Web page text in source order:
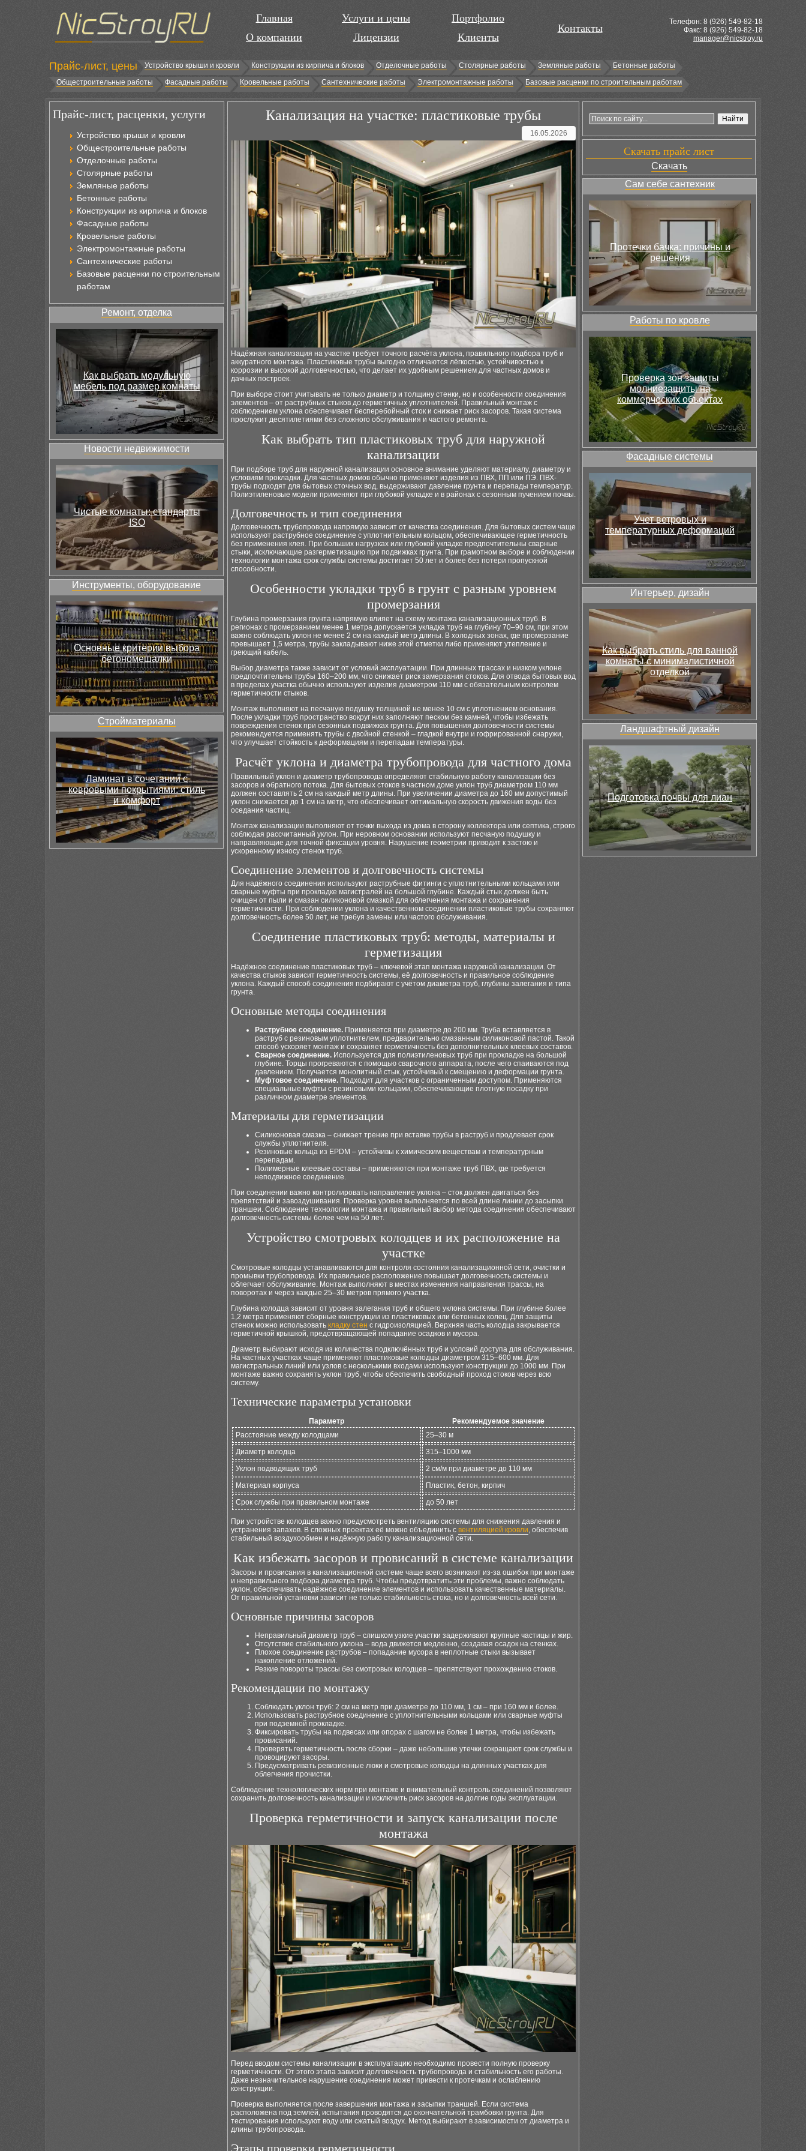
Главная
О компании
Услуги и цены
Лицензии
Портфолио
Клиенты
Контакты
Телефон: 8 (926) 549-82-18
Факс: 8 (926) 549-82-18
manager@nicstroy.ru
Прайс-лист, цены Устройство крыши и кровли Конструкции из кирпича и блоков Отделочные работы Столярные работы Земляные работы
Бетонные работы
Общестроительные работы
Фасадные работы Кровельные работы Сантехнические работы Электромонтажные работы Базовые расценки по строительным работам
Прайс-лист, расценки, услуги
Устройство крыши и кровли
Общестроительные работы
Отделочные работы
Столярные работы
Земляные работы
Бетонные работы
Конструкции из кирпича и блоков
Фасадные работы
Кровельные работы
Электромонтажные работы
Сантехнические работы
Базовые расценки по строительным
работам
Ремонт, отделка
Как выбрать модульную
мебель под размер комнаты
Новости недвижимости
Чистые комнаты: стандарты
ISO
Инструменты, оборудование
Основные критерии выбора
бетономешалки
Стройматериалы
Ламинат в сочетании с
ковровыми покрытиями: стиль
и комфорт
Канализация на участке: пластиковые трубы
16.05.2026
Надёжная канализация на участке требует точного расчёта уклона, правильного подбора труб и
аккуратного монтажа. Пластиковые трубы выгодно отличаются лёгкостью, устойчивостью к
коррозии и высокой долговечностью, что делает их удобным решением для частных домов и
дачных построек.
При выборе стоит учитывать не только диаметр и толщину стенки, но и особенности соединения
элементов – от раструбных стыков до герметичных уплотнителей. Правильный монтаж с
соблюдением уклона обеспечивает бесперебойный сток и снижает риск засоров. Такая система
прослужит десятилетиями без сложного обслуживания и частого ремонта.
Как выбрать тип пластиковых труб для наружной
канализации
При подборе труб для наружной канализации основное внимание уделяют материалу, диаметру и
условиям прокладки. Для частных домов обычно применяют изделия из ПВХ, ПП или ПЭ. ПВХ-
трубы подходят для бытовых сточных вод, выдерживают давление грунта и перепады температур.
Полиэтиленовые модели применяют при глубокой укладке и в районах с сезонным пучением почвы.
Долговечность и тип соединения
Долговечность трубопровода напрямую зависит от качества соединения. Для бытовых систем чаще
используют раструбное соединение с уплотнительным кольцом, обеспечивающее герметичность
без применения клея. При больших нагрузках или глубокой укладке предпочтительны сварные
стыки, исключающие разгерметизацию при подвижках грунта. При грамотном выборе и соблюдении
технологии монтажа срок службы системы достигает 50 лет и более без потери пропускной
способности.
Особенности укладки труб в грунт с разным уровнем
промерзания
Глубина промерзания грунта напрямую влияет на схему монтажа канализационных труб. В
регионах с промерзанием менее 1 метра допускается укладка труб на глубину 70–90 см, при этом
важно соблюдать уклон не менее 2 см на каждый метр длины. В холодных зонах, где промерзание
превышает 1,5 метра, трубы закладывают ниже этой отметки либо применяют утепление и
греющий кабель.
Выбор диаметра также зависит от условий эксплуатации. При длинных трассах и низком уклоне
предпочтительны трубы 160–200 мм, что снижает риск замерзания стоков. Для отвода бытовых вод
в пределах участка обычно используют изделия диаметром 110 мм с обязательным контролем
герметичности стыков.
Монтаж выполняют на песчаную подушку толщиной не менее 10 см с уплотнением основания.
После укладки труб пространство вокруг них заполняют песком без камней, чтобы избежать
повреждения стенок при сезонных подвижках грунта. Для повышения долговечности системы
рекомендуется применять трубы с двойной стенкой – гладкой внутри и гофрированной снаружи,
что улучшает стойкость к деформациям и перепадам температуры.
Расчёт уклона и диаметра трубопровода для частного дома
Правильный уклон и диаметр трубопровода определяют стабильную работу канализации без
засоров и обратного потока. Для бытовых стоков в частном доме уклон труб диаметром 110 мм
должен составлять 2 см на каждый метр длины. При увеличении диаметра до 160 мм допустимый
уклон снижается до 1 см на метр, что обеспечивает оптимальную скорость движения воды без
оседания частиц.
Монтаж канализации выполняют от точки выхода из дома в сторону коллектора или септика, строго
соблюдая рассчитанный уклон. При неровном основании используют песчаную подушку и
направляющие для точной фиксации уровня. Нарушение геометрии приводит к застою и
ускоренному износу стенок труб.
Соединение элементов и долговечность системы
Для надёжного соединения используют раструбные фитинги с уплотнительными кольцами или
сварные муфты при прокладке магистралей на большой глубине. Каждый стык должен быть
очищен от пыли и смазан силиконовой смазкой для облегчения монтажа и сохранения
герметичности. При соблюдении уклона и качественном соединении пластиковые трубы сохраняют
долговечность более 50 лет, не требуя замены или частого обслуживания.
Соединение пластиковых труб: методы, материалы и
герметизация
Надёжное соединение пластиковых труб – ключевой этап монтажа наружной канализации. От
качества стыков зависит герметичность системы, её долговечность и правильное соблюдение
уклона. Каждый способ соединения подбирают с учётом диаметра труб, глубины залегания и типа
грунта.
Основные методы соединения
Раструбное соединение. Применяется при диаметре до 200 мм. Труба вставляется в
раструб с резиновым уплотнителем, предварительно смазанным силиконовой пастой. Такой
способ ускоряет монтаж и сохраняет герметичность без дополнительных клеевых составов.
Сварное соединение. Используется для полиэтиленовых труб при прокладке на большой
глубине. Торцы прогреваются с помощью сварочного аппарата, после чего спаиваются под
давлением. Получается монолитный стык, устойчивый к смещению и деформации грунта.
Муфтовое соединение. Подходит для участков с ограниченным доступом. Применяются
специальные муфты с резиновыми кольцами, обеспечивающие плотную посадку при
различном диаметре элементов.
Материалы для герметизации
Силиконовая смазка – снижает трение при вставке трубы в раструб и продлевает срок
службы уплотнителя.
Резиновые кольца из EPDM – устойчивы к химическим веществам и температурным
перепадам.
Полимерные клеевые составы – применяются при монтаже труб ПВХ, где требуется
неподвижное соединение.
При соединении важно контролировать направление уклона – сток должен двигаться без
препятствий и завоздушивания. Проверка уровня выполняется по всей длине линии до засыпки
траншеи. Соблюдение технологии монтажа и правильный выбор метода соединения обеспечивают
долговечность системы более чем на 50 лет.
Устройство смотровых колодцев и их расположение на
участке
Смотровые колодцы устанавливаются для контроля состояния канализационной сети, очистки и
промывки трубопровода. Их правильное расположение повышает долговечность системы и
облегчает обслуживание. Монтаж выполняют в местах изменения направления трассы, на
поворотах и через каждые 25–30 метров прямого участка.
Глубина колодца зависит от уровня залегания труб и общего уклона системы. При глубине более
1,2 метра применяют сборные конструкции из пластиковых или бетонных колец. Для защиты
стенок можно использовать кладку стен с гидроизоляцией. Верхняя часть колодца закрывается
герметичной крышкой, предотвращающей попадание осадков и мусора.
Диаметр выбирают исходя из количества подключённых труб и условий доступа для обслуживания.
На частных участках чаще применяют пластиковые колодцы диаметром 315–600 мм. Для
магистральных линий или узлов с несколькими входами используют конструкции до 1000 мм. При
монтаже важно сохранять уклон труб, чтобы обеспечить свободный проход стоков через всю
систему.
Технические параметры установки
Параметр
Рекомендуемое значение
Расстояние между колодцами
25–30 м
Диаметр колодца
315–1000 мм
Уклон подводящих труб
2 см/м при диаметре до 110 мм
Материал корпуса
Пластик, бетон, кирпич
Срок службы при правильном монтаже
до 50 лет
При устройстве колодцев важно предусмотреть вентиляцию системы для снижения давления и
устранения запахов. В сложных проектах её можно объединить с вентиляцией кровли, обеспечив
стабильный воздухообмен и надёжную работу канализационной сети.
Как избежать засоров и провисаний в системе канализации
Засоры и провисания в канализационной системе чаще всего возникают из-за ошибок при монтаже
и неправильного подбора диаметра труб. Чтобы предотвратить эти проблемы, важно соблюдать
уклон, обеспечивать надёжное соединение элементов и использовать качественные материалы.
От правильной установки зависит не только стабильность стока, но и долговечность всей сети.
Основные причины засоров
Неправильный диаметр труб – слишком узкие участки задерживают крупные частицы и жир.
Отсутствие стабильного уклона – вода движется медленно, создавая осадок на стенках.
Плохое соединение раструбов – попадание мусора в неплотные стыки вызывает
накопление отложений.
Резкие повороты трассы без смотровых колодцев – препятствуют прохождению стоков.
Рекомендации по монтажу
Соблюдать уклон труб: 2 см на метр при диаметре до 110 мм, 1 см – при 160 мм и более.
Использовать раструбное соединение с уплотнительными кольцами или сварные муфты
при подземной прокладке.
Фиксировать трубы на подвесах или опорах с шагом не более 1 метра, чтобы избежать
провисаний.
Проверять герметичность после сборки – даже небольшие утечки сокращают срок службы и
провоцируют засоры.
Предусматривать ревизионные люки и смотровые колодцы на длинных участках для
облегчения прочистки.
Соблюдение технологических норм при монтаже и внимательный контроль соединений позволяют
сохранить долговечность канализации и исключить риск засоров на долгие годы эксплуатации.
Проверка герметичности и запуск канализации после
монтажа
Перед вводом системы канализации в эксплуатацию необходимо провести полную проверку
герметичности. От этого этапа зависит долговечность трубопровода и стабильность его работы.
Даже незначительное нарушение соединения может привести к протечкам и ослаблению
конструкции.
Проверка выполняется после завершения монтажа и засыпки траншей. Если система
расположена под землёй, испытания проводятся до окончательной трамбовки грунта. Для
тестирования используют воду или сжатый воздух. Метод выбирают в зависимости от диаметра и
длины трубопровода.
Этапы проверки герметичности
Скачать прайс лист
Скачать
Сам себе сантехник
Протечки бачка: причины и
решения
Работы по кровле
Проверка зон защиты
молниезащиты на
коммерческих объектах
Фасадные системы
Учет ветровых и
температурных деформаций
Интерьер, дизайн
Как выбрать стиль для ванной
комнаты с минималистичной
отделкой
Ландшафтный дизайн
Подготовка почвы для лиан